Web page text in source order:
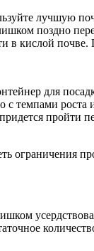
лучшую
поздно
кислой
для
темпами
пройти